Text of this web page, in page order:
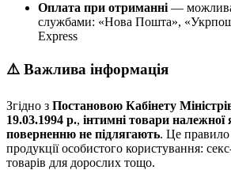
Оплата при отриманні —
службами: «Нова Пошта»,
Express
⚠️ Важлива інформація
Згідно з Постановою Кабінету
19.03.1994 р., інтимні товари належної
поверненню не підлягають. Це правило
продукції особистого користування:
товарів для дорослих тощо.